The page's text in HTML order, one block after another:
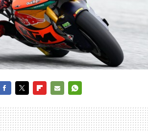
MAIL